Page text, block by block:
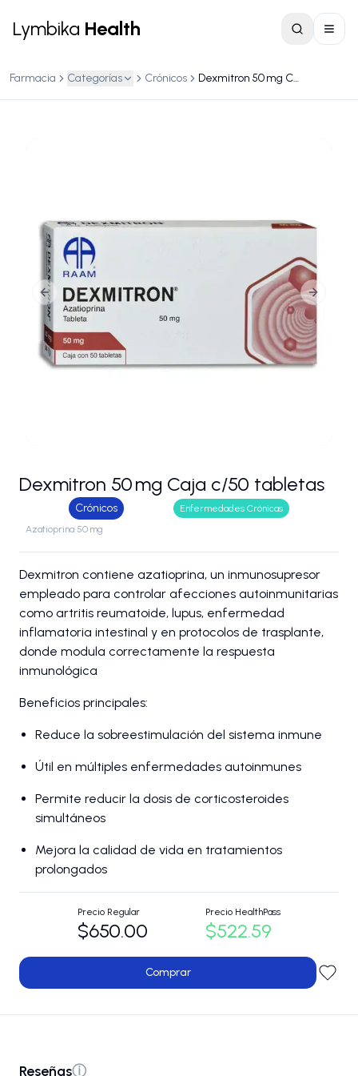
Lymbika Health
Farmacia Categorías Crónicos Dexmitron 50 mg Caja c/50 tabletas
Previous slide Next
Dexmitron 50 mg Caja c/50 tabletas
Crónicos
Enfermedades Crónicas
Azatioprina 50 mg
Dexmitron contiene azatioprina, un inmunosupresor
empleado para controlar afecciones autoinmunitarias
como artritis reumatoide, lupus, enfermedad
inflamatoria intestinal y en protocolos de trasplante,
donde modula correctamente la respuesta
inmunológica
Beneficios principales:
Reduce la sobreestimulación del sistema inmune
Útil en múltiples enfermedades autoinmunes
Permite reducir la dosis de corticosteroides
simultáneos
Mejora la calidad de vida en tratamientos
prolongados
Precio Regular
$650.00
Precio HealthPass
$522.59
Comprar
Reseñasⓘ